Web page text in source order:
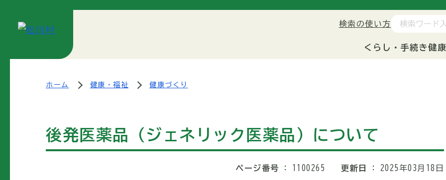
くらし・手続き健
検索の使い方
ホーム 健康・福祉 健康づくり
後発医薬品（ジェネリック医薬品）について
ページ番号 1100265 更新日 2025年03月18日